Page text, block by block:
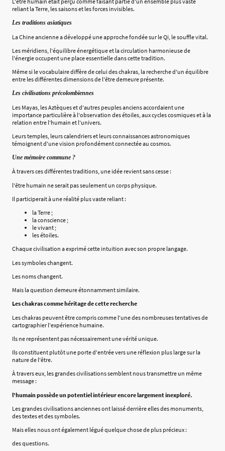
reliant la Terre, les saisons et les forces invisibles.
Les traditions asiatiques
La Chine ancienne a développé une approche fondée sur le Qi, le souffle vital.
Les méridiens, l'équilibre énergétique et la circulation harmonieuse de
l'énergie occupent une place essentielle dans cette tradition.
Même si le vocabulaire diffère de celui des chakras, la recherche d'un équilibre
entre les différentes dimensions de l'être demeure présente.
Les civilisations précolombiennes
Les Mayas, les Aztèques et d'autres peuples anciens accordaient une
importance particulière à l'observation des étoiles, aux cycles cosmiques et à la
relation entre l'humain et l'univers.
Leurs temples, leurs calendriers et leurs connaissances astronomiques
témoignent d'une vision profondément connectée au cosmos.
Une mémoire commune ?
À travers ces différentes traditions, une idée revient sans cesse :
l'être humain ne serait pas seulement un corps physique.
Il participerait à une réalité plus vaste reliant :
la Terre ;
la conscience ;
le vivant ;
les étoiles.
Chaque civilisation a exprimé cette intuition avec son propre langage.
Les symboles changent.
Les noms changent.
Mais la question demeure étonnamment similaire.
Les chakras comme héritage de cette recherche
Les chakras peuvent être compris comme l'une des nombreuses tentatives de
cartographier l'expérience humaine.
Ils ne représentent pas nécessairement une vérité unique.
Ils constituent plutôt une porte d'entrée vers une réflexion plus large sur la
nature de l'être.
À travers eux, les grandes civilisations semblent nous transmettre un même
message :
l'humain possède un potentiel intérieur encore largement inexploré.
Les grandes civilisations anciennes ont laissé derrière elles des monuments,
des textes et des symboles.
Mais elles nous ont également légué quelque chose de plus précieux :
des questions.